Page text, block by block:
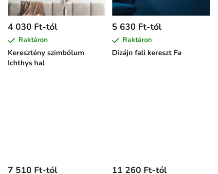
Keresztény szimbólum
Ichthys hal
4 030 Ft-tól
Raktáron
Dizájn fali kereszt Fa
5 630 Ft-tól
Raktáron
7 510 Ft-tól 11 260 Ft-tól